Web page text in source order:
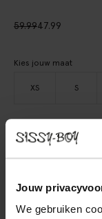
Jouw
We gebruiken
59.9947.99
Kies jouw maat
XS S
Gratis verzending